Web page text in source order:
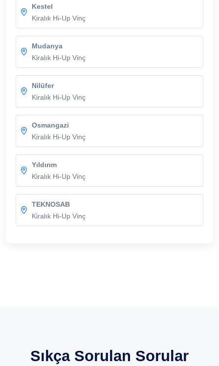
Kestel
Kiralık Hi-Up Vinç
Mudanya
Kiralık Hi-Up Vinç
Nilüfer
Kiralık Hi-Up Vinç
Osmangazi
Kiralık Hi-Up Vinç
Yıldırım
Kiralık Hi-Up Vinç
TEKNOSAB
Kiralık Hi-Up Vinç
Sıkça Sorulan Sorular